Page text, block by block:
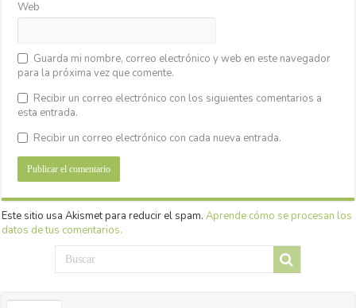
Web
Guarda mi nombre, correo electrónico y web en este navegador
para la próxima vez que comente.
Recibir un correo electrónico con los siguientes comentarios a
esta entrada.
Recibir un correo electrónico con cada nueva entrada.
Este sitio usa Akismet para reducir el spam.Aprende cómo se procesan los
datos de tus comentarios.